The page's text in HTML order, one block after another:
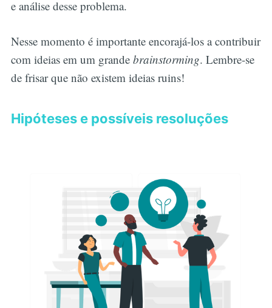
e análise desse problema.
Nesse momento é importante encorajá-los a contribuir
com ideias em um grande brainstorming. Lembre-se
de frisar que não existem ideias ruins!
Hipóteses e possíveis resoluções